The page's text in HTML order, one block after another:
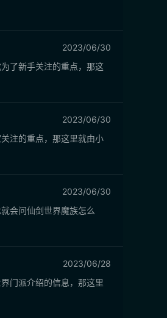
2023/06/30
了新手关注的重点，那这
2023/06/30
注的重点，那这里就由小
2023/06/30
会问仙剑世界魔族怎么
2023/06/28
门派介绍的信息，那这里